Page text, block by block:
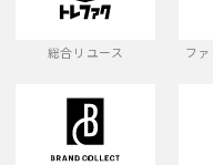
総合リユース フ